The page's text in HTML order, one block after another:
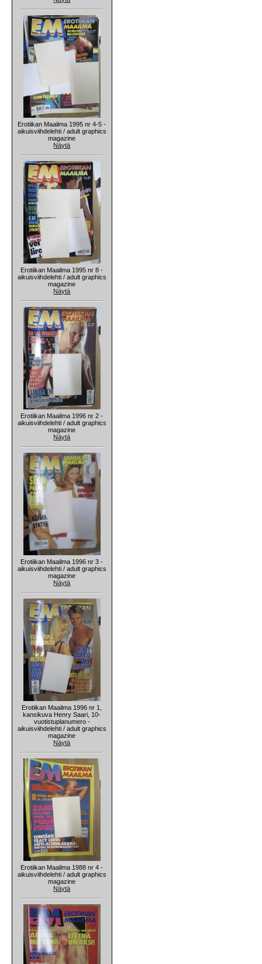
Erotiikan Maailma 1995 nr 4-5 -
aikuisviihdelehti / adult graphics
magazine
Näytä
Erotiikan Maailma 1995 nr 8 -
aikuisviihdelehti / adult graphics
magazine
Näytä
Erotiikan Maailma 1996 nr 2 -
aikuisviihdelehti / adult graphics
magazine
Näytä
Erotiikan Maailma 1996 nr 3 -
aikuisviihdelehti / adult graphics
magazine
Näytä
Erotiikan Maailma 1996 nr 1,
kansikuva Henry Saari, 10-
vuotistuplanumero -
aikuisviihdelehti / adult graphics
magazine
Näytä
Erotiikan Maailma 1988 nr 4 -
aikuisviihdelehti / adult graphics
magazine
Näytä